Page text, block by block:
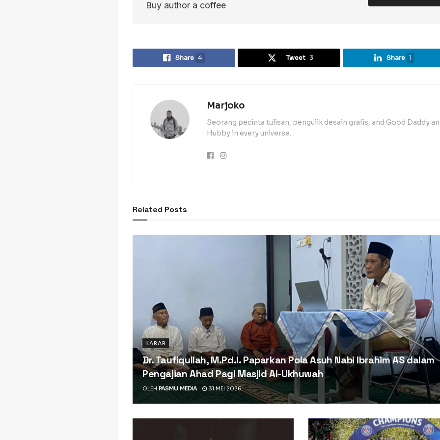
Buy author a coffee
Share 4 Tweet 3 Share 1
Marjoko
Seorang pecinta tulisan, pengulik desain grafis, and Good Daddy
Hubby in every universe.
Related Posts
KABAR
Dr. Taufiqullah, M.Pd.I. Paparkan Pola Asuh Nabi Ibrahim AS dalam
Pengajian Ahad Pagi Masjid Al-Ukhuwah
OLEH PASMU MEDIA 31 MEI 2026